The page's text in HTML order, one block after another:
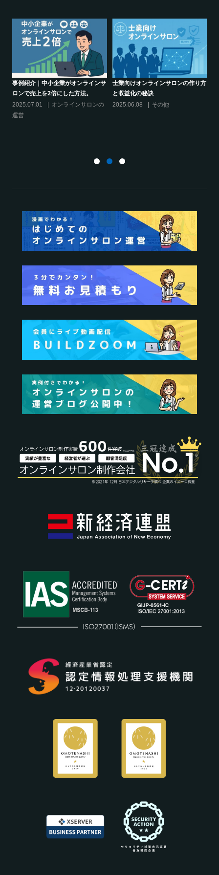
シリーズ連載【運営者のお悩み解
決】ココがポイント！リスキリング
サロン運営必須3箇条
オンラインサロンでの”学び”がこれ
からのリスキリングを先導すると言